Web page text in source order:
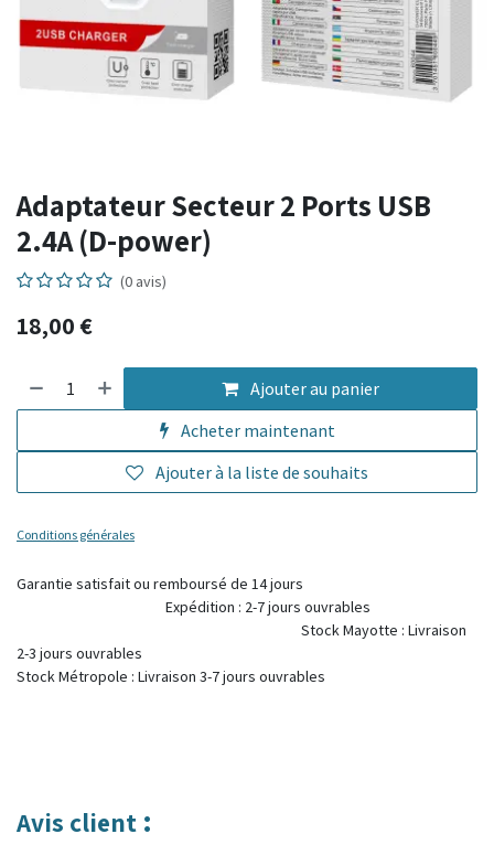
Adaptateur Secteur 2 Ports USB
2.4A (D-power)
(0 avis)
18,00€
Ajouter au panier
Acheter maintenant
Ajouter à la liste de souhaits
Conditions générales
Garantie satisfait ou remboursé de 14 jours
Expédition : 2-7 jours ouvrables
Stock Mayotte : Livraison
2-3 jours ouvrables
Stock Métropole : Livraison 3-7 jours ouvrables
Avis client :